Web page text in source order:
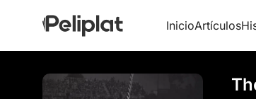
InicioArtículos